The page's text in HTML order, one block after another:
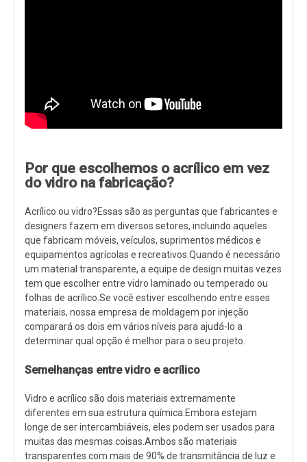
Por que escolhemos o acrílico em vez
do vidro na fabricação?
Acrílico ou vidro?Essas são as perguntas que fabricantes e
designers fazem em diversos setores, incluindo aqueles
que fabricam móveis, veículos, suprimentos médicos e
equipamentos agrícolas e recreativos.Quando é necessário
um material transparente, a equipe de design muitas vezes
tem que escolher entre vidro laminado ou temperado ou
folhas de acrílico.Se você estiver escolhendo entre esses
materiais, nossa empresa de moldagem por injeção
comparará os dois em vários níveis para ajudá-lo a
determinar qual opção é melhor para o seu projeto.
Semelhanças entre vidro e acrílico
Vidro e acrílico são dois materiais extremamente
diferentes em sua estrutura química.Embora estejam
longe de ser intercambiáveis, eles podem ser usados ​​para
muitas das mesmas coisas.Ambos são materiais
transparentes com mais de 90% de transmitância de luz e